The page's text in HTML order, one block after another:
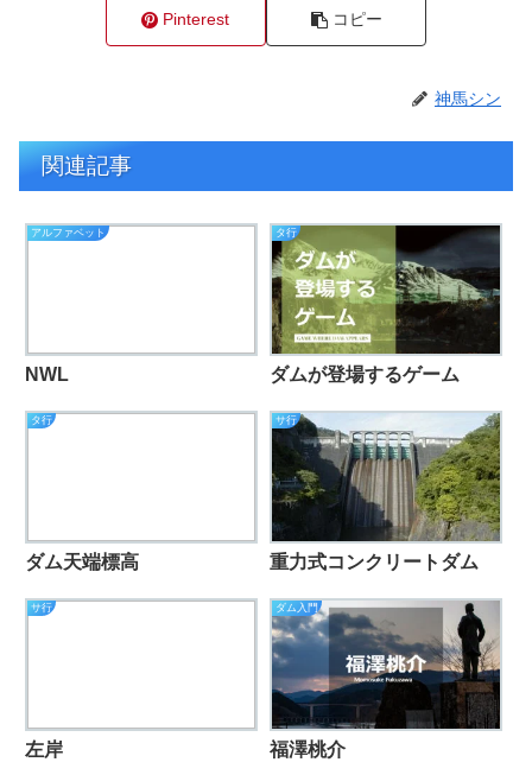
Pinterest コピー
神馬シン
関連記事
アルファベット
NWL
タ行
ダムが登場するゲーム
タ行
ダム天端標高
サ行
重力式コンクリートダム
サ行
左岸
ダム入門
福澤桃介